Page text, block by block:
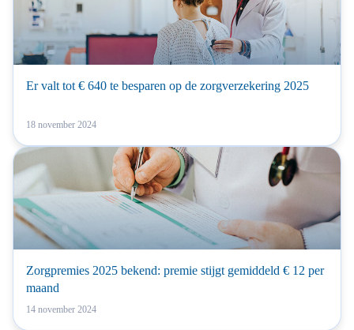
Er valt tot € 640 te besparen op de zorgverzekering 2025
18 november 2024
Zorgpremies 2025 bekend: premie stijgt gemiddeld € 12 per
maand
14 november 2024